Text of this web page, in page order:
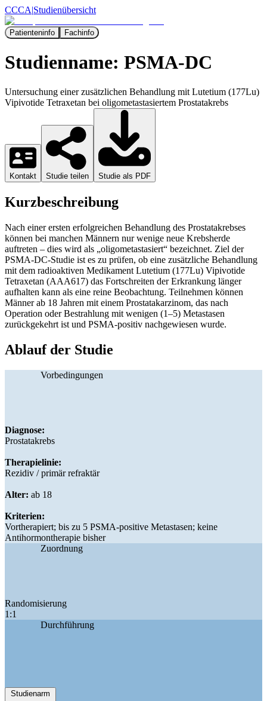
CCCA|Studienübersicht
Patienteninfo Fachinfo
Studienname: PSMA-DC
Untersuchung einer zusätzlichen Behandlung mit Lutetium (177Lu)
Vipivotide Tetraxetan bei oligometastasiertem Prostatakrebs
Kontakt Studie teilen Studie als PDF
Kurzbeschreibung
Nach einer ersten erfolgreichen Behandlung des Prostatakrebses
können bei manchen Männern nur wenige neue Krebsherde
auftreten – dies wird als „oligometastasiert“ bezeichnet. Ziel der
PSMA-DC-Studie ist es zu prüfen, ob eine zusätzliche Behandlung
mit dem radioaktiven Medikament Lutetium (177Lu) Vipivotide
Tetraxetan (AAA617) das Fortschreiten der Erkrankung länger
aufhalten kann als eine reine Beobachtung. Teilnehmen können
Männer ab 18 Jahren mit einem Prostatakarzinom, das nach
Operation oder Bestrahlung mit wenigen (1–5) Metastasen
zurückgekehrt ist und PSMA-positiv nachgewiesen wurde.
Ablauf der Studie
Vorbedingungen
Diagnose:
Prostatakrebs
Therapielinie:
Rezidiv / primär refraktär
Alter: ab 18
Kriterien:
Vortherapiert; bis zu 5 PSMA-positive Metastasen; keine
Antihormontherapie bisher
Zuordnung
Randomisierung
1:1
Durchführung